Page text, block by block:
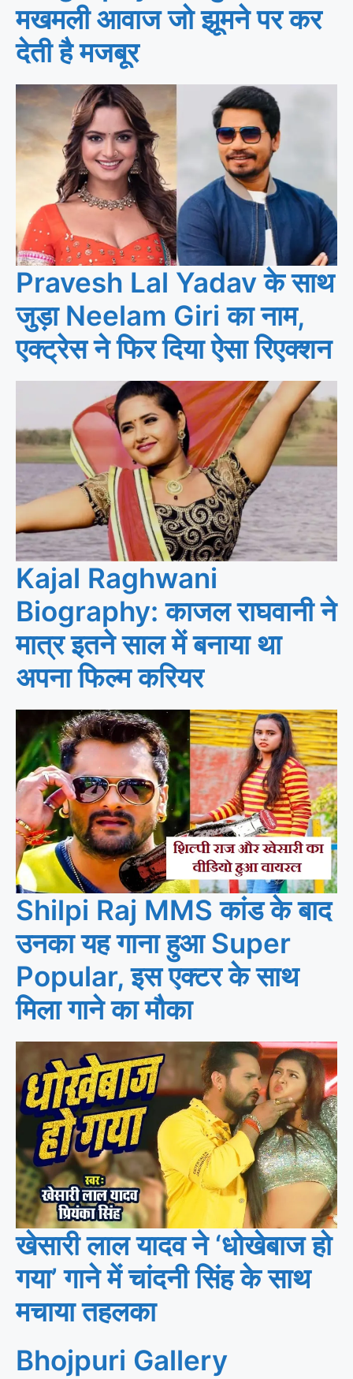
मखमली आवाज जो झूमने पर कर
देती है मजबूर
Pravesh Lal Yadav के साथ
जुड़ा Neelam Giri का नाम,
एक्ट्रेस ने फिर दिया ऐसा रिएक्शन
Kajal Raghwani
Biography: काजल राघवानी ने
मात्र इतने साल में बनाया था
अपना फिल्म करियर
Shilpi Raj MMS कांड के बाद
उनका यह गाना हुआ Super
Popular, इस एक्टर के साथ
मिला गाने का मौका
खेसारी लाल यादव ने ‘धोखेबाज हो
गया’ गाने में चांदनी सिंह के साथ
मचाया तहलका
Bhojpuri Gallery